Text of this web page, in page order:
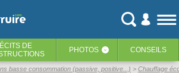
DE
PHOTOS ‹ CONSEILS
basse consommation (passive, positive...) Chauffage